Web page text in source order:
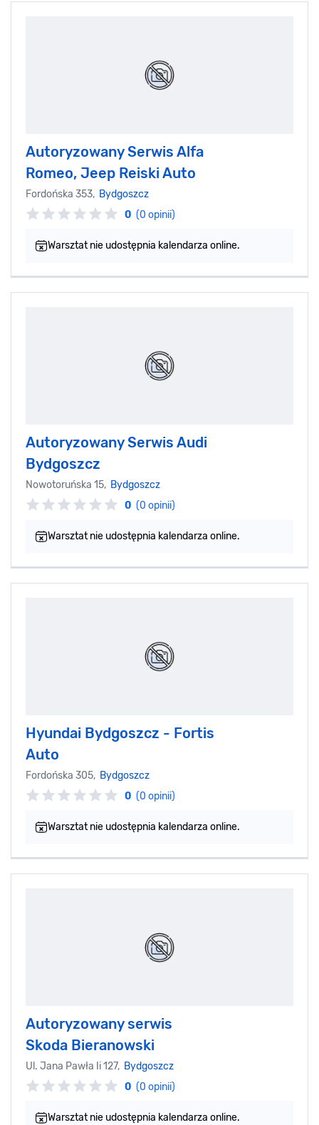
Autoryzowany Serwis Alfa
Romeo, Jeep Reiski Auto
Fordońska 353, Bydgoszcz
0 (0 opinii)
Warsztat nie udostępnia kalendarza online.
Autoryzowany Serwis Audi
Bydgoszcz
Nowotoruńska 15, Bydgoszcz
0 (0 opinii)
Warsztat nie udostępnia kalendarza online.
Hyundai Bydgoszcz - Fortis
Auto
Fordońska 305, Bydgoszcz
0 (0 opinii)
Warsztat nie udostępnia kalendarza online.
Autoryzowany serwis
Skoda Bieranowski
Ul. Jana Pawła Ii 127, Bydgoszcz
0 (0 opinii)
Warsztat nie udostępnia kalendarza online.